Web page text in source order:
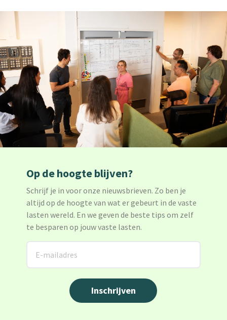
Op de hoogte blijven?
Schrijf je in voor onze nieuwsbrieven. Zo ben je
altijd op de hoogte van wat er gebeurt in de vaste
lasten wereld. En we geven de beste tips om zelf
te besparen op jouw vaste lasten.